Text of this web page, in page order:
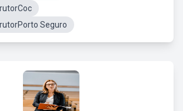
Seguro